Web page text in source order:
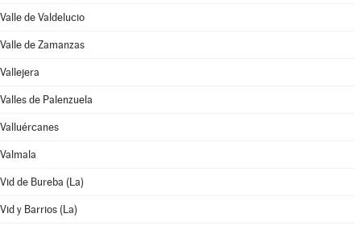
Valle de Valdelucio
Valle de Zamanzas
Vallejera
Valles de Palenzuela
Valluércanes
Valmala
Vid de Bureba (La)
Vid y Barrios (La)